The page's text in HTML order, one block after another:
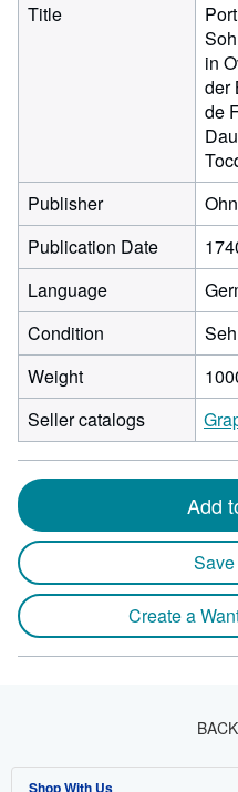
Title
in
der
de
Publisher
Publication Date
Language
Condition
Weight
Seller catalogs
Add
Create a
Shop With Us